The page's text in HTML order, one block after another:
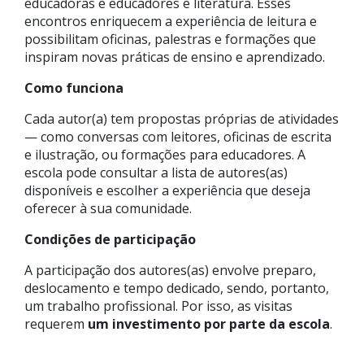
encontros enriquecem a experiência de leitura e
possibilitam oficinas, palestras e formações que
inspiram novas práticas de ensino e aprendizado.
Como funciona
Cada autor(a) tem propostas próprias de atividades
— como conversas com leitores, oficinas de escrita
e ilustração, ou formações para educadores. A
escola pode consultar a lista de autores(as)
disponíveis e escolher a experiência que deseja
oferecer à sua comunidade.
Condições de participação
A participação dos autores(as) envolve preparo,
deslocamento e tempo dedicado, sendo, portanto,
um trabalho profissional. Por isso, as visitas
requerem um investimento por parte da escola.